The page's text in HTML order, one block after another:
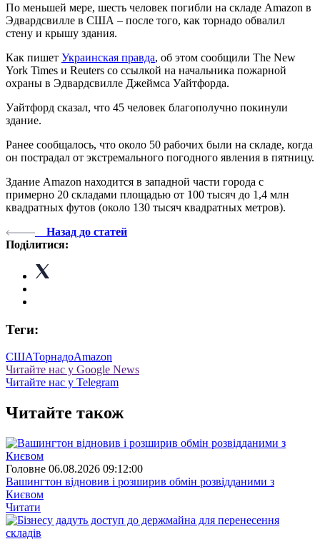
По меньшей мере, шесть человек погибли на складе Amazon в
Эдвардсвилле в США – после того, как торнадо обвалил
стену и крышу здания.
Как пишет Украинская правда, об этом сообщили The New
York Times и Reuters со ссылкой на начальника пожарной
охраны в Эдвардсвилле Джеймса Уайтфорда.
Уайтфорд сказал, что 45 человек благополучно покинули
здание.
Ранее сообщалось, что около 50 рабочих были на складе, когда
он пострадал от экстремального погодного явления в пятницу.
Здание Amazon находится в западной части города с
примерно 20 складами площадью от 100 тысяч до 1,4 млн
квадратных футов (около 130 тысяч квадратных метров).
Назад до статей
Поділитися:
Теги:
СШАТорнадоAmazon
Читайте нас у Google News
Читайте нас у Telegram
Читайте також
Головне 06.08.2026 09:12:00
Вашингтон відновив і розширив обмін розвідданими з
Києвом
Читати